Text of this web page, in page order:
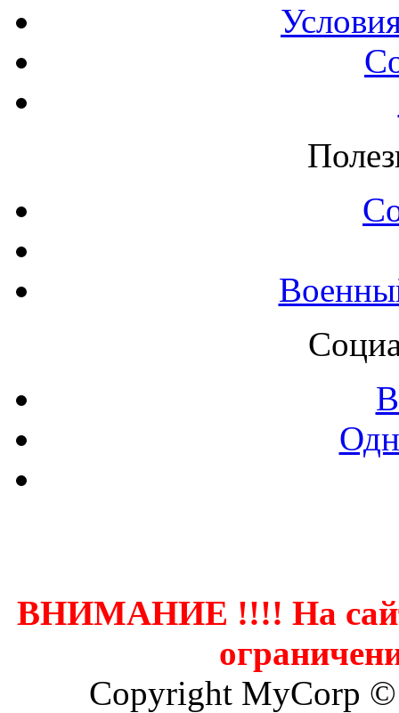
ВНИМАНИЕ !!!! На
Copyright MyCorp